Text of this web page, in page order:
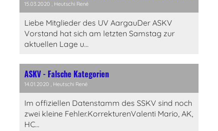
15.03.2020 , Heutschi René
Liebe Mitglieder des UV AargauDer ASKV
Vorstand hat sich am letzten Samstag zur
aktuellen Lage u...
ASKV - Falsche Kategorien
14.01.2020 , Heutschi René
Im offiziellen Datenstamm des SSKV sind noch
zwei kleine Fehler.KorrekturenValenti Mario, AK,
HC...